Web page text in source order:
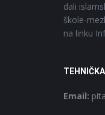
dali
škole-
na linku
Email: